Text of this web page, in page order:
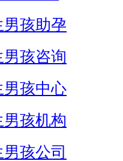
孩助孕
孩咨询
孩中心
孩机构
孩公司